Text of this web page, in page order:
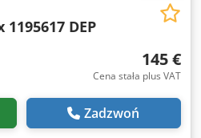
1195617 DEP
145 €
Cena stała plus VAT
Zadzwoń